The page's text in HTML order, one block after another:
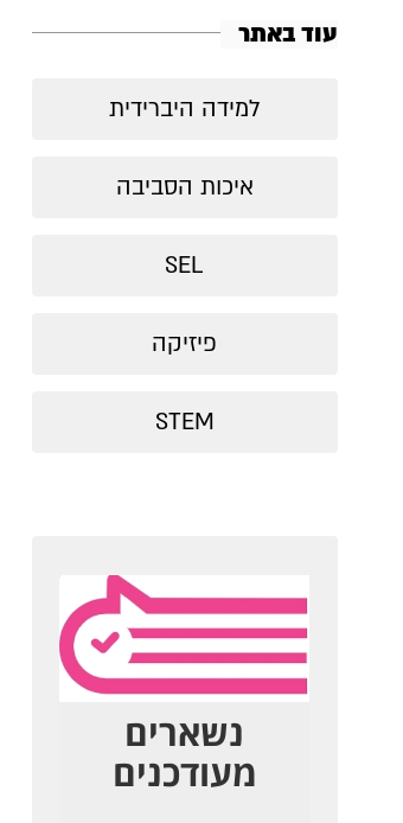
עוד באתר
למידה היברידית
איכות הסביבה
SEL
פיזיקה
STEM